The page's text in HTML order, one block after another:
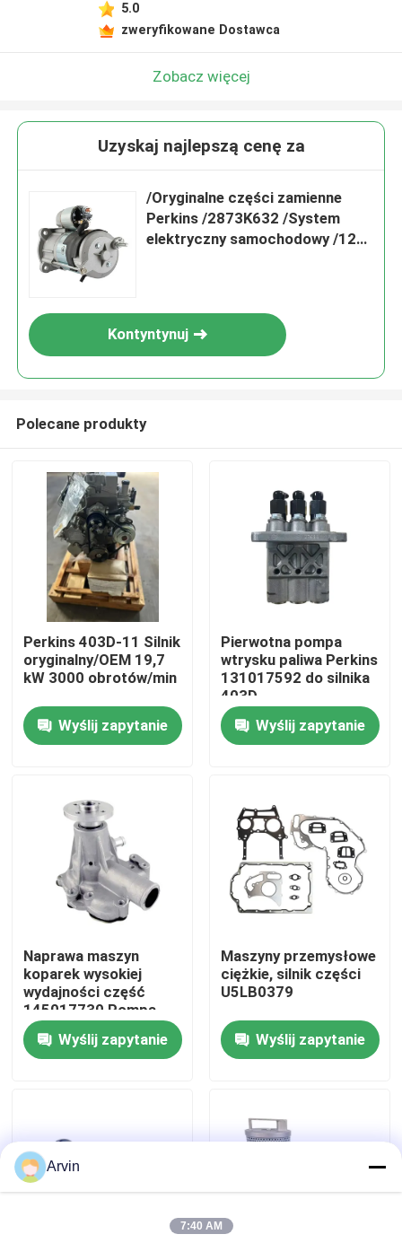
Dom
Wycieczka po fabryce
Kontrola jakości
Skontaktuj się z nami
Aktualności
Części zamienne Liugong
Części zamienne Cuminsa
5.0
zweryfikowane Dostawca
Zobacz więcej
Uzyskaj najlepszą cenę za
/Oryginalne części zamienne
Perkins /2873K632 /System
elektryczny samochodowy /12-
Kontyntynuj
Polecane produkty
Perkins 403D-11 Silnik
oryginalny/OEM 19,7
kW 3000 obrotów/min
Wyślij zapytanie
Pierwotna pompa
wtrysku paliwa Perkins
131017592 do silnika
403D
Wyślij zapytanie
Naprawa maszyn
koparek wysokiej
wydajności część
145017730 Pompa
wodna dla koparek
PerkinsWyślij zapytanie
Maszyny przemysłowe
ciężkie, silnik części
U5LB0379
Wyślij zapytanie
Arvin
7:40 AM